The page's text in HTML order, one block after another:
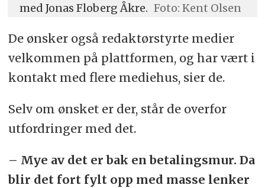
med Jonas Floberg Åkre. Foto: Kent Olsen
De ønsker også redaktørstyrte medier
velkommen på plattformen, og har vært i
kontakt med flere mediehus, sier de.
Selv om ønsket er der, står de overfor
utfordringer med det.
– Mye av det er bak en betalingsmur. Da
blir det fort fylt opp med masse lenker